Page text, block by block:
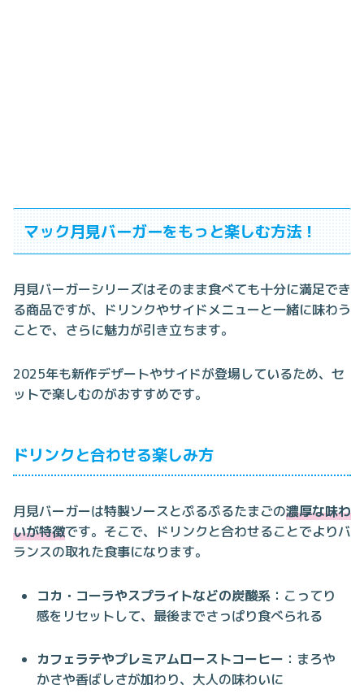
マック月見バーガーをもっと楽しむ方法！
月見バーガーシリーズはそのまま食べても十分に満足でき
る商品ですが、ドリンクやサイドメニューと一緒に味わう
ことで、さらに魅力が引き立ちます。
2025年も新作デザートやサイドが登場しているため、セ
ットで楽しむのがおすすめです。
ドリンクと合わせる楽しみ方
月見バーガーは特製ソースとぷるぷるたまごの濃厚な味わ
いが特徴です。そこで、ドリンクと合わせることでよりバ
ランスの取れた食事になります。
コカ・コーラやスプライトなどの炭酸系 ：こってり
感をリセットして、最後までさっぱり食べられる
カフェラテやプレミアムローストコーヒー ：まろや
かさや香ばしさが加わり、大人の味わいに